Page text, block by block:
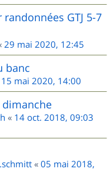
GTJ 5-7
29 mai 2020, 12:45
banc
15 mai 2020, 14:00
« 14 oct. 2018, 09:03
« 05 mai 2018,